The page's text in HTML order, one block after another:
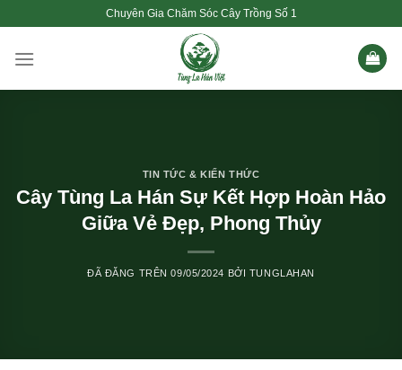
nội
Chuyên Gia Chăm Sóc Cây Trồng Số 1
TIN TỨC & KIẾN THỨC
Cây Tùng La Hán Sự Kết Hợp Hoàn Hảo
Giữa Vẻ Đẹp, Phong Thủy
ĐÃ ĐĂNG TRÊN09/05/2024 BỞI TUNGLAHAN